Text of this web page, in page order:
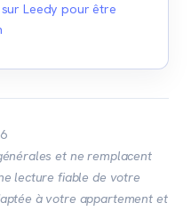
Leedy pour être
et ne remplacent
lecture fiable de votre
à votre appartement et